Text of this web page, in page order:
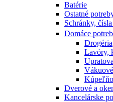
Batérie
Ostatné
Schránky,
Domáce
Drogéria
Lavóry,
Dverové a
Kancelárske